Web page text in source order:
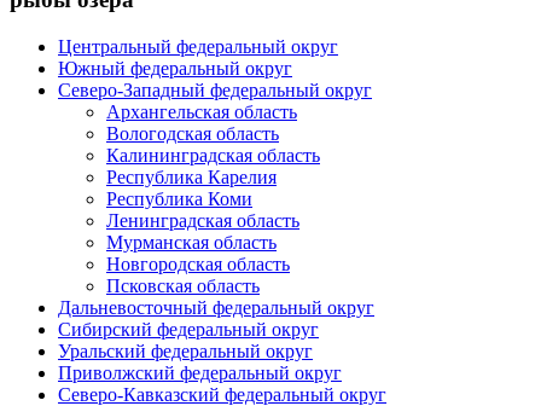
Центральный федеральный округ
Южный федеральный округ
Северо-Западный федеральный округ
Архангельская область
Вологодская область
Калининградская область
Республика Карелия
Республика Коми
Ленинградская область
Мурманская область
Новгородская область
Псковская область
Дальневосточный федеральный округ
Сибирский федеральный округ
Уральский федеральный округ
Приволжский федеральный округ
Северо-Кавказский федеральный округ